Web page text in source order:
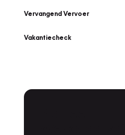
Vervangend Vervoer
Vakantiecheck